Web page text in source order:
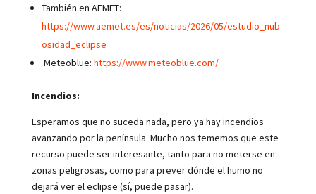
También en AEMET:
https://www.aemet.es/es/noticias/2026/05/estudio_nub
osidad_eclipse
Meteoblue: https://www.meteoblue.com/
Incendios:
Esperamos que no suceda nada, pero ya hay incendios
avanzando por la península. Mucho nos tememos que este
recurso puede ser interesante, tanto para no meterse en
zonas peligrosas, como para prever dónde el humo no
dejará ver el eclipse (sí, puede pasar).